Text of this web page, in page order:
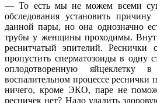
— То есть мы не можем всеми
обследования установить
данной пары, но она однозначно
трубы у женщины проходимы.
реснитчатый эпителий. Реснички
пропустить сперматозоиды в одну
оплодотворенную
воспалительном процессе реснички
ничего, кроме ЭКО, паре не
ресничек нет? Надо удалить